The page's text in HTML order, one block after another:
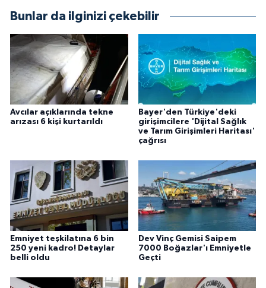
Bunlar da ilginizi çekebilir
Avcılar açıklarında tekne
arızası 6 kişi kurtarıldı
Bayer'den Türkiye'deki
girişimcilere 'Dijital Sağlık
ve Tarım Girişimleri Haritası'
çağrısı
Emniyet teşkilatına 6 bin
250 yeni kadro! Detaylar
belli oldu
Dev Vinç Gemisi Saipem
7000 Boğazlar'ı Emniyetle
Geçti